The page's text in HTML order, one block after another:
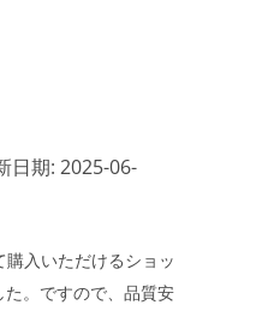
日期: 2025-06-
入いただけるショッ
。ですので、品質安